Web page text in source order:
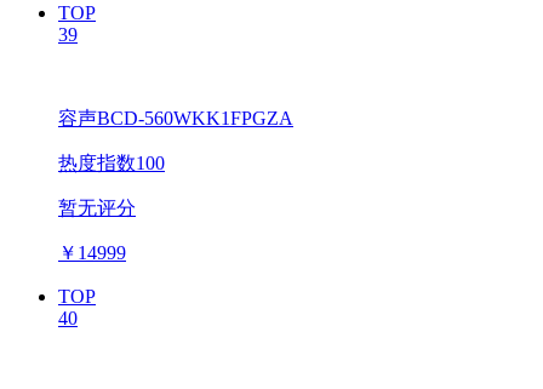
TOP
39
容声BCD-560WKK1FPGZA
热度指数100
暂无评分
￥ 14999
TOP
40